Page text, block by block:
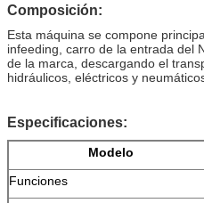
Composición:
Esta máquina se compone
infeeding, carro de la entrada del
de la marca, descargando el
hidráulicos, eléctricos y
Especificaciones:
Modelo
Funciones